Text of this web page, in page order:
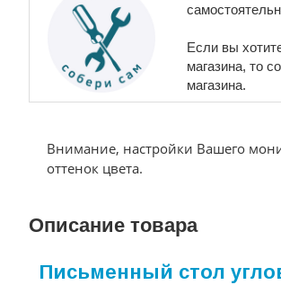
Если вы
магазина, то
магазина.
Внимание, настройки Вашего
оттенок цвета.
Описание товара
Письменный стол